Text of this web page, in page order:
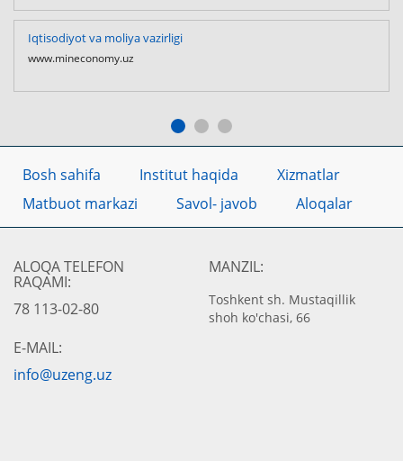
Iqtisodiyot va moliya vazirligi
www.mineconomy.uz
Bosh sahifa Institut haqida
Xizmatlar
Matbuot markazi
Savol- javob Aloqalar
ALOQA TELEFON
RAQAMI:
78 113-02-80
MANZIL:
Toshkent sh. Mustaqillik
shoh ko'chasi, 66
E-MAIL:
info@uzeng.uz